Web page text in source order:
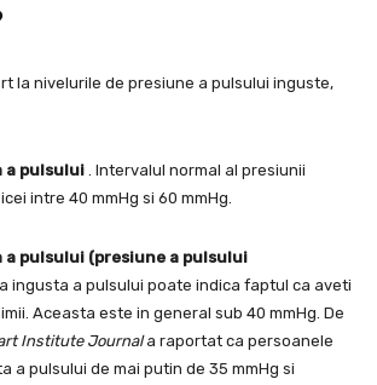
la nivelurile de presiune a pulsului inguste,
a pulsului . Intervalul normal al presiunii
intre 40 mmHg si 60 mmHg.
a pulsului (presiune a pulsului
ingusta a pulsului poate indica faptul ca aveti
Aceasta este in general sub 40 mmHg. De
Institute Journala raportat ca persoanele
a pulsului de mai putin de 35 mmHg si